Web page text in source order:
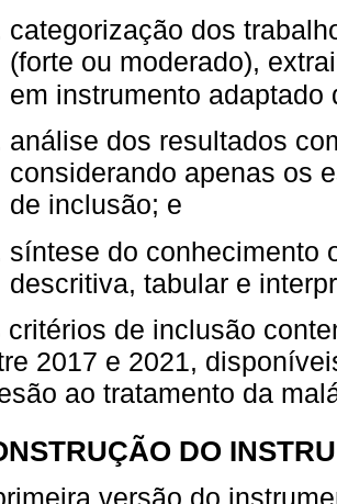
categorização dos
(forte ou moderado),
em instrumento adaptado
análise dos resultados
considerando apenas os
de inclusão; e
síntese do conhecimento
descritiva, tabular e
critérios de inclusão
2017 e 2021,
ao tratamento da
DO
versão do